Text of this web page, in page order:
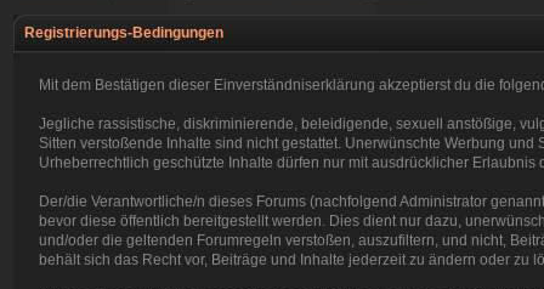
Registrierungs-Bedingungen
Mit dem Bestätigen dieser Einverständniserklärung akzeptierst du die
Jegliche rassistische, diskriminierende, beleidigende, sexuell anstößige,
Sitten verstoßende Inhalte sind nicht gestattet. Unerwünschte Werbung
Urheberrechtlich geschützte Inhalte dürfen nur mit ausdrücklicher
Der/die Verantwortliche/n dieses Forums (nachfolgend Administrator
bevor diese öffentlich bereitgestellt werden. Dies dient nur dazu,
und/oder die geltenden Forumregeln verstoßen, auszufiltern, und nicht,
behält sich das Recht vor, Beiträge und Inhalte jederzeit zu ändern oder zu